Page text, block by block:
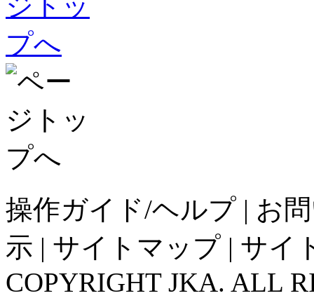
操作ガイド/ヘルプ | お
示 | サイトマップ | サイ
COPYRIGHT JKA. ALL